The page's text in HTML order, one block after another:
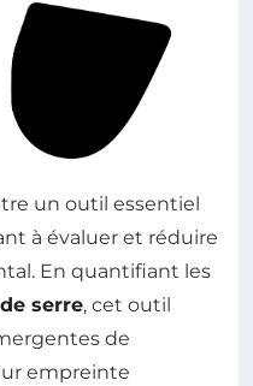
un outil essentiel
à évaluer et réduire
En quantifiant les
serre, cet outil
de
empreinte